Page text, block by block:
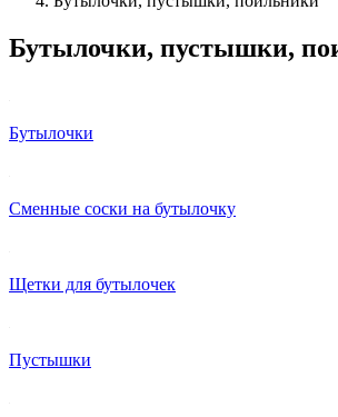
Бутылочки, пустышки,
Бутылочки
Сменные соски на бутылочку
Щетки для бутылочек
Пустышки